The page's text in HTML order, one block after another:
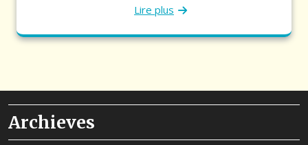
Lire plus
Archieves